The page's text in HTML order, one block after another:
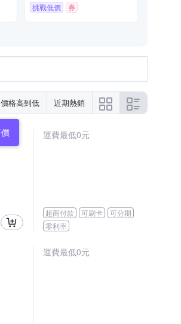
挑戰低價 券
價格高到低 近期熱銷
運費最低0元
超商付款 可刷卡
可分期
零利率
運費最低0元